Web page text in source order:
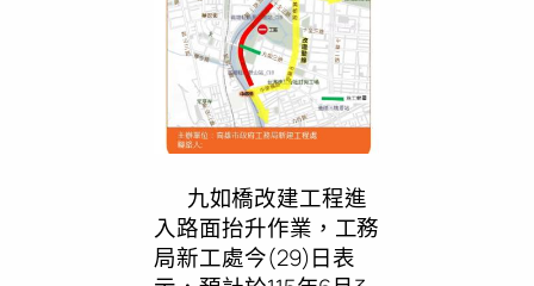
九如橋改建工程進
入路面抬升作業，工務
局新工處今(29)日表